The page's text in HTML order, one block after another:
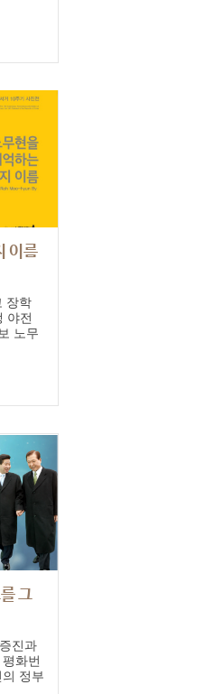
이름
장학
야전
노무
대통
그
진과
화번
정부